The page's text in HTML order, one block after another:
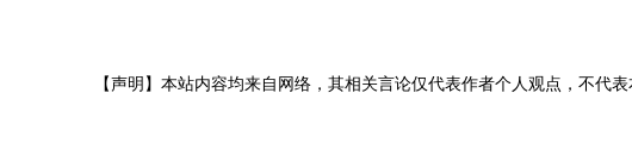
【声明】本站内容均来自网络，其相关言论仅代表作者个人观点，不代